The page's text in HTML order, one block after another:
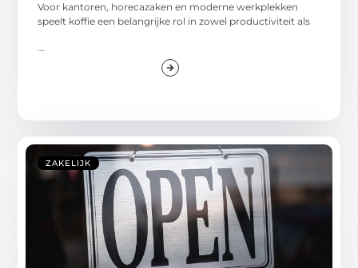
Voor kantoren, horecazaken en moderne werkplekken
speelt koffie een belangrijke rol in zowel productiviteit als
ZAKELIJK